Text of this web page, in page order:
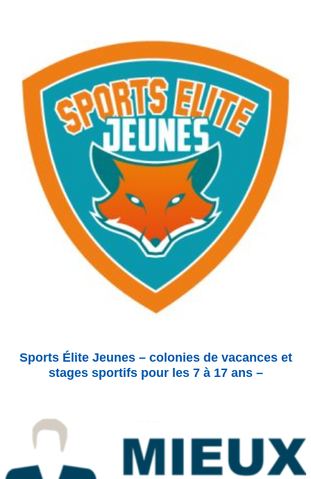
Sports Élite Jeunes – colonies de vacances et
stages sportifs pour les 7 à 17 ans –